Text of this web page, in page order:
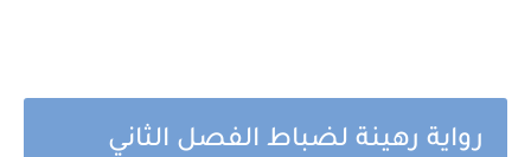
رواية رهينة لضباط الفصل الثاني